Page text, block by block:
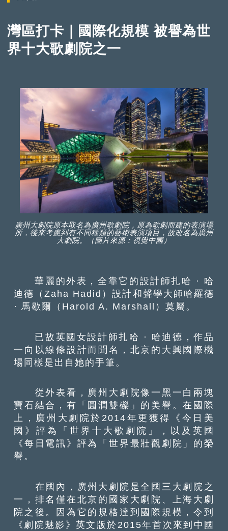
灣區打卡｜國際化規模 被譽為世
界十大歌劇院之一
廣州大劇院原本取名為廣州歌劇院，原為歌劇而建的表演場
所，後來考慮到有不同種類的藝術表演項目，故改名為廣州
大劇院。（圖片來源：視覺中國）
華麗的外表，全靠它的設計師扎哈 · 哈
迪德（Zaha Hadid）設計和聲學大師哈羅德
· 馬歇爾（Harold A. Marshall）莫屬。
已故英國女設計師扎哈 · 哈迪德，作品
一向以線條設計而聞名，北京的大興國際機
場同樣是出自她的手筆。
從外表看，廣州大劇院像一黑一白兩塊
寶石結合，有「圓潤雙礫」的美譽。在國際
上，廣州大劇院於2014年更獲得《今日美
國》評為「世界十大歌劇院」，以及英國
《每日電訊》評為「世界最壯觀劇院」的榮
譽。
在國內，廣州大劇院是全國三大劇院之
一，排名僅在北京的國家大劇院、上海大劇
院之後。因為它的規格達到國際規模，令到
《劇院魅影》英文版於2015年首次來到中國